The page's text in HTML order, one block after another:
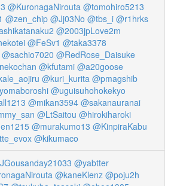
@KuronagaNirouta @tomohiro5213
@zen_chip @Jj03No @tbs_i @r1hrks
@2003jpLove2m
@FeSv1 @taka3378
@sachio7020 @RedRose_Daisuke
@kfutami @a20goose
@kuri_kurita @pmagshib
@uguisuhohokekyo
@mikan3594 @sakanauranai
@LtSaitou @hirokiharoki
@murakumo13 @KinpiraKabu
@kikumaco
@yabtter
@kaneKlenz @poju2h